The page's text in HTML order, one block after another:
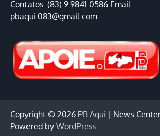
Contatos: (83) 9.9841-0586 Email:
pbaqui.083@gmail.com
Copyright © 2026 PB Aqui | News
Powered by WordPress